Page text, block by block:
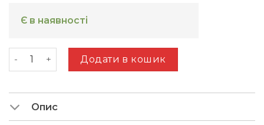
Є в наявності
Холлидей кількістьДодати в кошик
Опис